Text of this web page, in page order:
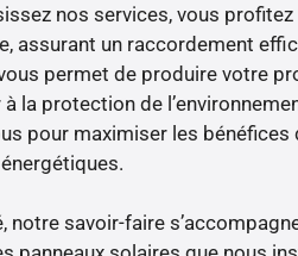
nos services, vous
assurant un raccordement
permet de produire votre
la protection de
pour maximiser les bénéfices
notre savoir-faire